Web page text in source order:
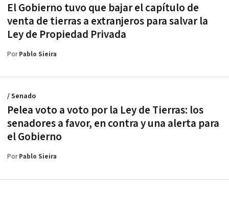
El Gobierno tuvo que bajar el capítulo de
venta de tierras a extranjeros para salvar la
Ley de Propiedad Privada
PorPablo Sieira
Pelea voto a voto por la Ley de Tierras: los
senadores a favor, en contra y una alerta para
el Gobierno
/ Senado
PorPablo Sieira